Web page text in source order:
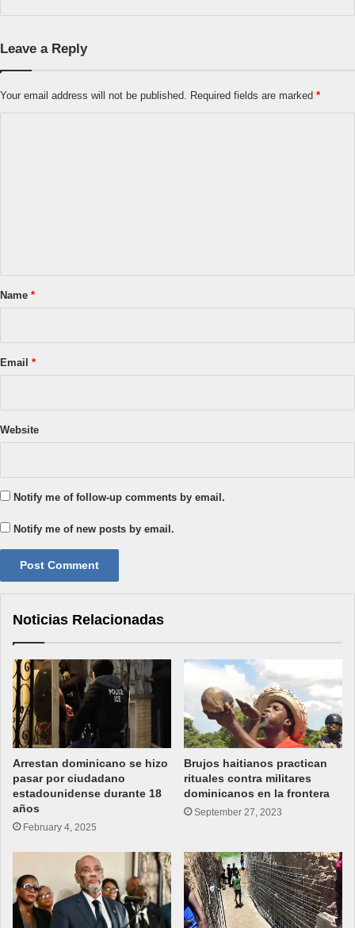
Leave a Reply
Your email address will not be published. Required fields are marked *
*
Name *
Email *
Website
Notify me of follow-up comments by email.
Notify me of new posts by email.
Noticias Relacionadas
Arrestan dominicano se hizo
pasar por ciudadano
estadounidense durante 18
años
February 4, 2025
Brujos haitianos practican
rituales contra militares
dominicanos en la frontera
September 27, 2023